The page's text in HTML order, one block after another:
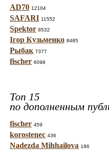
AD70 12104
SAFARI 11552
Spektor 8532
Ігор Кузьменко 8485
Рыбак 7377
fischer 6098
Топ 15
по дополненным
fischer 459
korostenec 436
Nadezda Mihhailova 186